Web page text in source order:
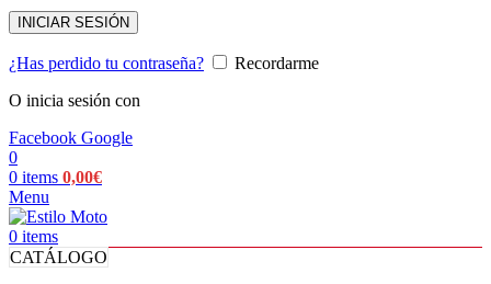
INICIAR SESIÓN
¿Has perdido tu contraseña?
Recordarme
O inicia sesión con
Facebook Google
0
0 items 0,00€
Menu
0 items
CATÁLOGO